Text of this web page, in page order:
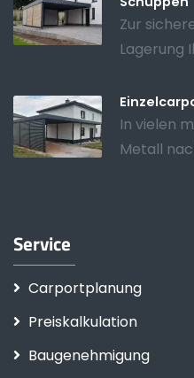
Zur
Lagerung
In vielen
Metall
Service
Carportplanung
Preiskalkulation
Baugenehmigung